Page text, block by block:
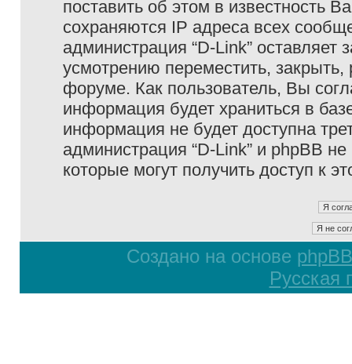
поставить об этом в известность
сохраняются IP адреса всех
администрация “D-Link”
усмотрению переместить,
форуме. Как пользователь, Вы
информация будет храниться в
информация не будет доступна
администрация “D-Link” и phpBB
которые могут получить доступ к
Создано на основе phpBB
Русская